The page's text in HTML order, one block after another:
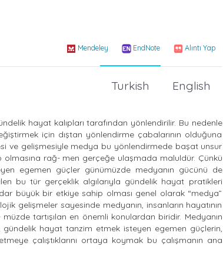
Mendeley EndNote Alıntı Yap
English
Turkish
hayat kalıpları tarafından yönlendirilir. Bu nedenle
için dıştan yönlendirme çabalarının olduğuna
ve gelişmesiyle medya bu yönlendirmede başat unsur
rağ- men gerçeğe ulaşmada maluldür. Çünkü
egemen güçler günümüzde medyanın gücünü de
bu tür gerçeklik algılarıyla gündelik hayat pratikleri
büyük bir etkiye sahip olması genel olarak “medya”
gelişmeler sayesinde medyanın, insanların hayatının
tartışılan en önemli konulardan biridir. Medyanın
hayat tanzim etmek isteyen egemen güçlerin,
çalıştıklarını ortaya koymak bu çalışmanın ana